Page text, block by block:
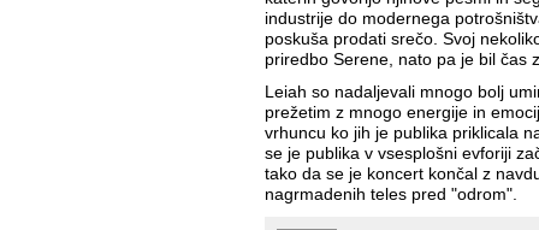
industrije do modernega
poskuša prodati srečo. Svoj
priredbo Serene, nato pa je bil čas
Leiah so nadaljevali mnogo bolj
prežetim z mnogo energije in
vrhuncu ko jih je publika priklicala
se je publika v vsesplošni evforiji
tako da se je koncert končal z
nagrmadenih teles pred "odrom".